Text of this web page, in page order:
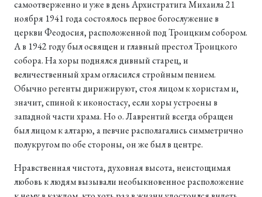
самоотверженно и уже в день Архистратига Михаила 21
ноября 1941 года состоялось первое богослужение в
церкви Феодосия, расположенной под Троицким собором.
А в 1942 году был освящен и главный престол Троицкого
собора. На хоры поднялся дивный старец, и
величественный храм огласился стройным пением.
Обычно регенты дирижируют, стоя лицом к хористам и,
значит, спиной к иконостасу, если хоры устроены в
западной части храма. Но о. Лаврентий всегда обращен
был лицом к алтарю, а певчие располагались симметрично
полукругом по обе стороны, он же был в центре.
Нравственная чистота, духовная высота, неистощимая
любовь к людям вызывали необыкновенное расположение